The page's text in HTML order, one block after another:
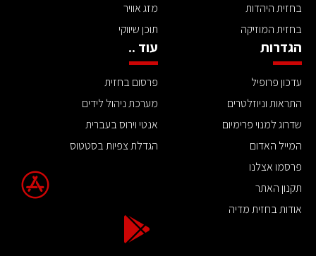
בחזית היהדות
בחזית המוזיקה
מזג אוויר
תוכן שיווקי
הגדרות
עדכון פרופיל
התראות וניוזלטרים
שדרוג למנוי פרימיום
המייל האדום
פרסמו אצלנו
תקנון האתר
אודות בחזית מדיה
עוד ..
פרסום בחזית
מערכת ניהול לידים
אנטי וירוס בעברית
הגדלת צפיות בסטטוס